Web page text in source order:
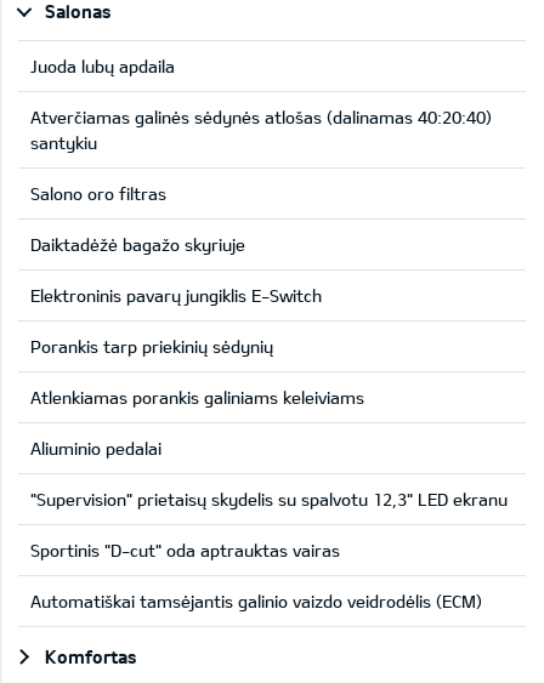
Salonas
Juoda lubų apdaila
Atverčiamas galinės sėdynės atlošas (dalinamas 40:20:40)
santykiu
Salono oro filtras
Daiktadėžė bagažo skyriuje
Elektroninis pavarų jungiklis E-Switch
Porankis tarp priekinių sėdynių
Atlenkiamas porankis galiniams keleiviams
Aliuminio pedalai
"Supervision" prietaisų skydelis su spalvotu 12,3" LED ekranu
Sportinis "D-cut" oda aptrauktas vairas
Automatiškai tamsėjantis galinio vaizdo veidrodėlis (ECM)
Komfortas